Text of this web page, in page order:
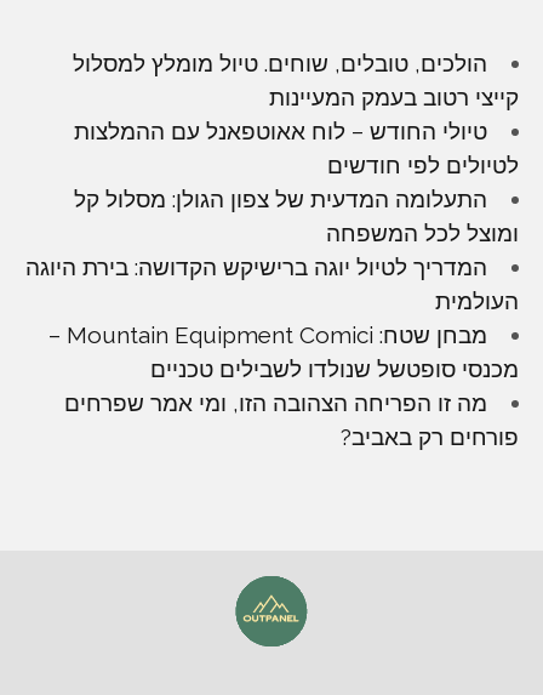
הולכים, טובלים, שוחים. טיול מומלץ למסלול
קייצי רטוב בעמק המעיינות
טיולי החודש – לוח אאוטפאנל עם ההמלצות
לטיולים לפי חודשים
התעלומה המדעית של צפון הגולן: מסלול קל
ומוצל לכל המשפחה
המדריך לטיול יוגה ברישיקש הקדושה: בירת היוגה
העולמית
מבחן שטח: Mountain Equipment Comici –
מכנסי סופטשל שנולדו לשבילים טכניים
מה זו הפריחה הצהובה הזו, ומי אמר שפרחים
פורחים רק באביב?